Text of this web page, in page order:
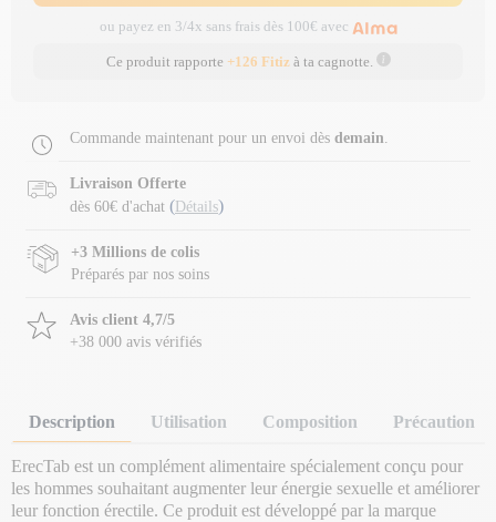
ou payez en 3/4x sans frais dès 100€ avec
Ce produit rapporte +126 Fitizà ta cagnotte.
Commande maintenant pour un envoi dès demain.
Livraison Offerte
dès 60€ d'achat ( Détails)
+3 Millions de colis
Préparés par nos soins
Avis client 4,7/5
+38 000 avis vérifiés
Description Utilisation Composition Précaution
ErecTab est un complément alimentaire spécialement conçu pour
les hommes souhaitant augmenter leur énergie sexuelle et améliorer
leur fonction érectile. Ce produit est développé par la marque